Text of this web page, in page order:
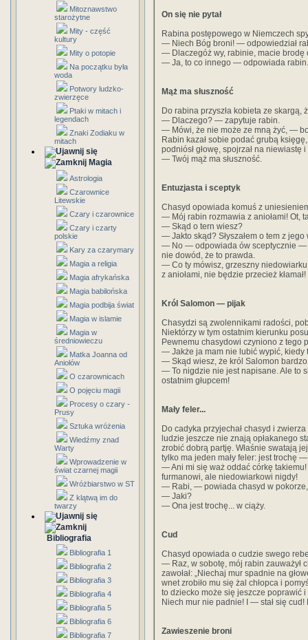
Mitoznawstwo
starożytne
Mity - część
kultury
Mity o potopie
Na początku była
woda
Potwory ludzko-
zwierzęce
Ptaki w mitach i
legendach
Znaki Zodiaku w
mitach
Magia
Astrologia
Czarownice
Litewskie
Czary i czarownice
Czary i czarty
polskie
Kary za czarymary
Magia a religia
Magia afrykańska
Magia babilońska
Magia podbija świat
Magia w islamie
Magia w
średniowieczu
Matka Joanna od
Aniołów
O czarownicach
O pojęciu magii
Procesy o czary -
Prusy
Sztuka wróżenia
Wiedźmy znad
Warty
Wprowadzenie w
świat czarnej magii
Wróżbiarstwo w ST
Z klątwą im do
twarzy
Bibliografia
Bibliografia 1
Bibliografia 2
Bibliografia 3
Bibliografia 4
Bibliografia 5
Bibliografia 6
Bibliografia 7
On się nie pytał
Rabina postępowego w Niemczech
— Niech Bóg broni! — odpowiedział
— Dlaczegóż wy, rabinie, macie brodę
— Ja, to co innego — odpowiada
Mąż ma słuszność
Do rabina przyszła kobieta ze skargą,
— Dlaczego? — zapytuje rabin.
— Mówi, że nie może ze mną żyć, —
Rabin kazał sobie podać grubą
podniósł głowę, spojrzał na niewiastę i
— Twój mąż ma słuszność.
Entuzjasta i sceptyk
Chasyd opowiada komuś z
— Mój rabin rozmawia z aniołami! Ot,
— Skąd o tern wiesz?
— Jakto skąd? Słyszałem o tem z jego
— No — odpowiada ów sceptycznie —
nie dowód, że to prawda.
— Co ty mówisz, grzeszny
z aniołami, nie będzie przecież kłamał!
Król Salomon — pijak
Chasydzi są zwolennikami radości,
Niektórzy w tym ostatnim kierunku
Pewnemu chasydowi czyniono z tego
— Jakże ja mam nie lubić wypić, kiedy
— Skąd wiesz, że król Salomon
— To nigdzie nie jest napisane. Ale to
ostatnim głupcem!
Mały feler...
Do cadyka przyjechał chasyd i
ludzie jeszcze nie znają opłakanego
zrobić dobrą partję. Właśnie swatają
tylko ma jeden mały feler: jest trochę
— Ani mi się waż oddać córkę
furmanowi, ale niedowiarkowi nigdy!
— Rabi, — powiada chasyd w
— Jaki?
— Ona jest trochę... w ciąży.
Cud
Chasyd opowiada o cudzie swego
— Raz, w sobotę, mój rabin zauważył
zawołał: „Niechaj mur spadnie na
wnet zrobiło mu się żal chłopca i
to dziecko może się jeszcze poprawić
Niech mur nie padnie! I — stał się cud!
Zawieszenie broni